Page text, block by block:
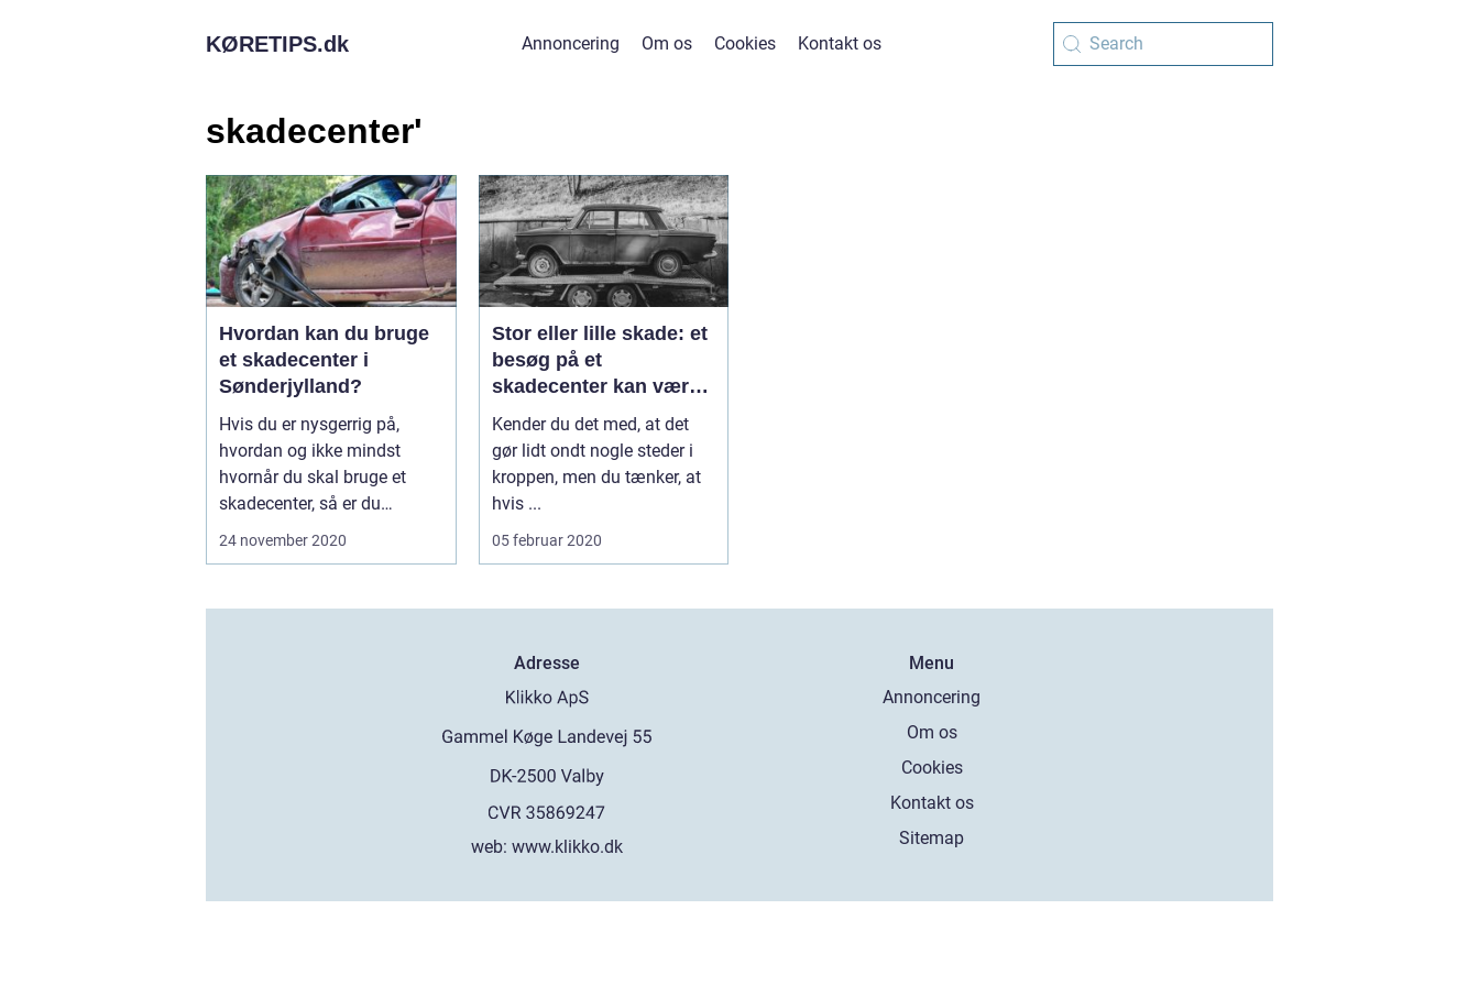
KØRETIPS.dk Annoncering Om os Cookies Kontakt os
skadecenter'
Hvordan kan du bruge
et skadecenter i
Sønderjylland?
Hvis du er nysgerrig på,
hvordan og ikke mindst
hvornår du skal bruge et
skadecenter, så er du
havne...
24 november 2020
Stor eller lille skade: et
besøg på et
skadecenter kan være
nødvendigt
Kender du det med, at det
gør lidt ondt nogle steder i
kroppen, men du tænker, at
hvis ...
05 februar 2020
Adresse
web:www.klikko.dk
Menu
Annoncering
Om os
Cookies
Kontakt os
Sitemap